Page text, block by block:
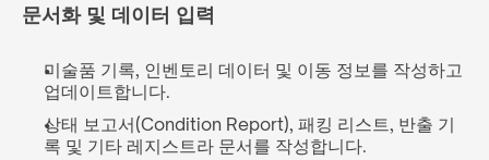
문서화 및 데이터 입력
미술품 기록, 인벤토리 데이터 및 이동 정보를 작성하고
업데이트합니다.
상태 보고서(Condition Report), 패킹 리스트, 반출 기
록 및 기타 레지스트라 문서를 작성합니다.